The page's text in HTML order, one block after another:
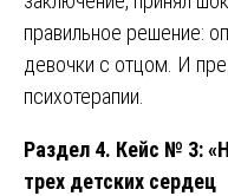
правильное решение:
девочки с отцом. И
психотерапии.
Раздел 4. Кейс № 3:
трех детских сердец